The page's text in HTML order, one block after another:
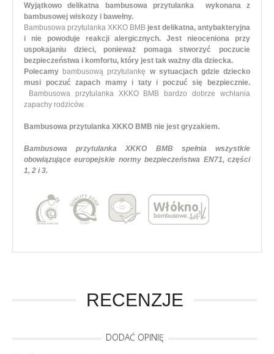
Wyjątkowo delikatna bambusowa przytulanka wykonana z
bambusowej wiskozy i bawełny.
Bambusowa przytulanka XKKO BMB jest delikatna, antybakteryjna
i nie powoduje reakcji alergicznych. Jest nieoceniona przy
uspokajaniu dzieci, ponieważ pomaga stworzyć poczucie
bezpieczeństwa i komfortu, który jest tak ważny dla dziecka.
Polecamy bambusową przytulankę w sytuacjach gdzie dziecko
musi poczuć zapach mamy i taty i poczuć się bezpiecznie.
Bambusowa przytulanka XKKO BMB bardzo dobrze wchłania
zapachy rodziców.
Bambusowa przytulanka XKKO BMB nie jest gryzakiem.
Bambusowa przytulanka XKKO BMB spełnia wszystkie
obowiązujące europejskie normy bezpieczeństwa EN71, części
1, 2 i 3.
RECENZJE
DODAĆ OPINIĘ